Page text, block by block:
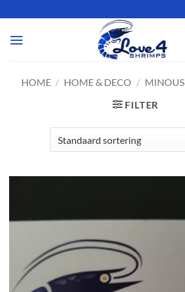
naar
inhoud
HOME / HOME & DECO / MINOUS
FILTER